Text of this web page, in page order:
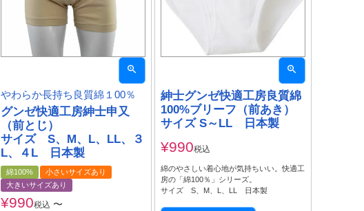
やわらか長持ち良質綿１00％
グンゼ快適工房紳士申又
（前とじ）
サイズ S、M、L、LL、３
L、４L 日本製
綿100%
小さいサイズあり
大きいサイズあり
¥990税込 〜
紳士グンゼ快適工房良質綿
100%ブリーフ（前あき）
サイズ S～LL 日本製
¥990税込
綿のやさしい着心地が気持ちいい。快適工
房の「綿100％」シリーズ。
サイズ S、M、L、LL 日本製